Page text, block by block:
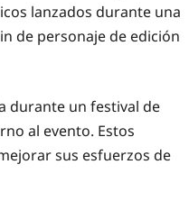
lanzados durante una
de personaje de edición
durante un festival de
al evento. Estos
sus esfuerzos de